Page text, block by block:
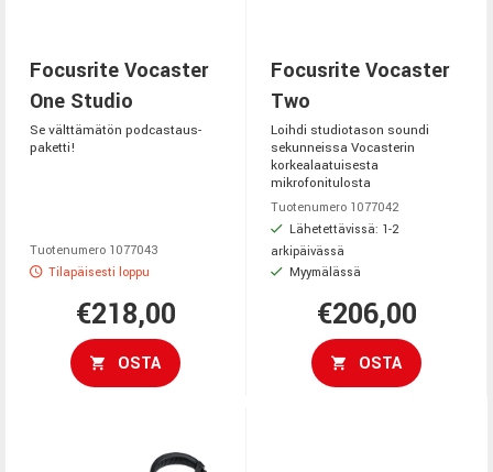
Focusrite Vocaster
One Studio
Se välttämätön podcastaus-
paketti!
Tuotenumero 1077043
Tilapäisesti loppu
€218,00
OSTA
Focusrite Vocaster
Two
Loihdi studiotason soundi
sekunneissa Vocasterin
korkealaatuisesta
mikrofonitulosta
Tuotenumero 1077042
Lähetettävissä: 1-2
arkipäivässä
Myymälässä
€206,00
OSTA